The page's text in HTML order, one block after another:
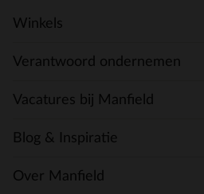
Winkels
Verantwoord ondernemen
Vacatures bij Manfield
Blog & Inspiratie
Over Manfield